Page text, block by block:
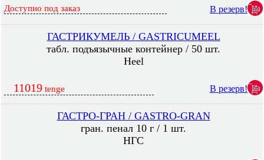
Доступно под заказ В резерв!
ГАСТРИКУМЕЛЬ / GASTRICUMEEL
табл. подъязычные контейнер / 50 шт.
Heel
11019 tenge В резерв!
ГАСТРО-ГРАН / GASTRO-GRAN
гран. пенал 10 г / 1 шт.
НГС